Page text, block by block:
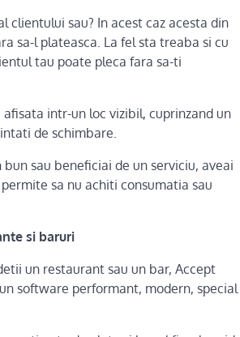
clientului sau? In acest caz acesta din
sa-l plateasca. La fel sta treaba si cu
tau poate pleca fara sa-ti
intr-un loc vizibil, cuprinzand un
de schimbare.
sau beneficiai de un serviciu, aveai
sa nu achiti consumatia sau
si baruri
un restaurant sau un bar, Accept
software performant, modern, special